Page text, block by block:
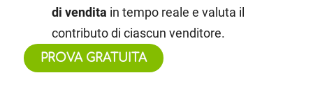
di vendita in tempo reale e valuta il
contributo di ciascun venditore.
PROVA GRATUITA